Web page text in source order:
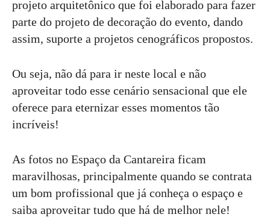
projeto arquitetônico que foi elaborado para fazer
parte do projeto de decoração do evento, dando
assim, suporte a projetos cenográficos propostos.
Ou seja, não dá para ir neste local e não
aproveitar todo esse cenário sensacional que ele
oferece para eternizar esses momentos tão
incríveis!
As fotos no Espaço da Cantareira ficam
maravilhosas, principalmente quando se contrata
um bom profissional que já conheça o espaço e
saiba aproveitar tudo que há de melhor nele!